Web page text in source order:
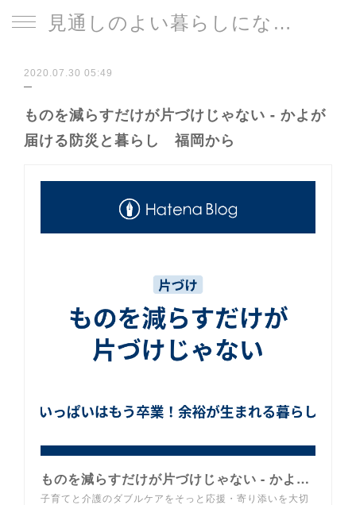
見通しのよい暮らしになる片づけサイト
2020.07.30 05:49
ものを減らすだけが片づけじゃない - かよが
届ける防災と暮らし 福岡から
ものを減らすだけが片づけじゃない - かよが届ける防災と暮らし 福岡から
子育てと介護のダブルケアをそっと応援・寄り添いを大切